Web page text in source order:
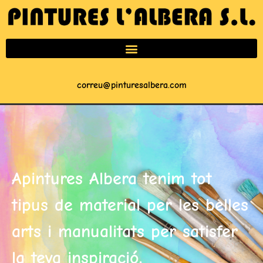
correu@pinturesalbera.com
Apintures Albera tenim tot
tipus de material per les belles
arts i manualitats per satisfer
la teva inspiració.